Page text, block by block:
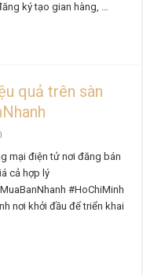
ký tạo gian hàng, …
quả trên sàn
mại điện tử nơi đăng bán
cả hợp lý
#HoChiMinh
nơi khởi đầu để triển khai